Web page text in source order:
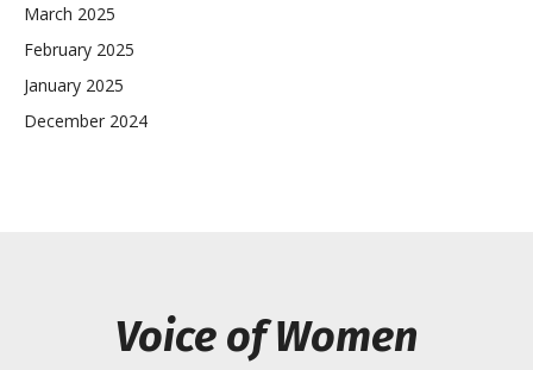
March 2025
February 2025
January 2025
December 2024
Voice of Women